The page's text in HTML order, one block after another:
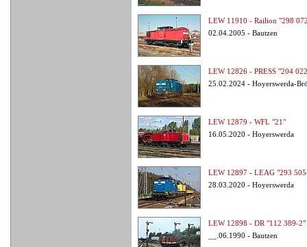
LEW 11910 - Railion "298
02.04.2005 - Bautzen
LEW 12826 - PRESS "204
25.02.2024 - Hoyerswerda-
LEW 12879 - WFL "21"
16.05.2020 - Hoyerswerda
LEW 12897 - LEAG "293
28.03.2020 - Hoyerswerda
LEW 12898 - DR "112 389-2"
__.06.1990 - Bautzen